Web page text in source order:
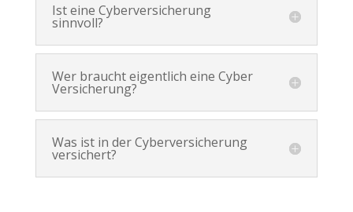
Ist eine Cyberversicherung
sinnvoll?
Wer braucht eigentlich eine Cyber
Versicherung?
Was ist in der Cyberversicherung
versichert?